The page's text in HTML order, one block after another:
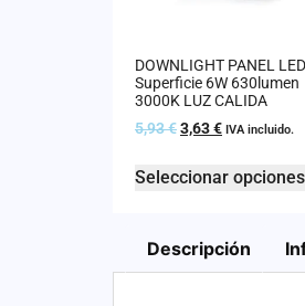
DOWNLIGHT PANEL LED
Superficie 6W 630lumen
3000K LUZ CALIDA
5,93€3,63€ IVA incluido.
Seleccionar opciones
Descripción